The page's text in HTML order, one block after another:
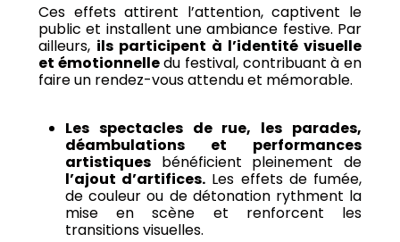
Ces effets attirent l’attention, captivent le
public et installent une ambiance festive. Par
ailleurs, ils participent à l’identité visuelle
et émotionnelledu festival, contribuant à en
faire un rendez-vous attendu et mémorable.
Les spectacles de rue, les parades,
déambulations et performances
artistiques bénéficient pleinement de
l’ajout d’artifices. Les effets de fumée,
de couleur ou de détonation rythment la
mise en scène et renforcent les
transitions visuelles.